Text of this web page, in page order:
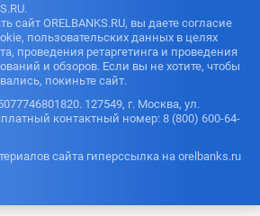
сайт ORELBANKS.RU, вы даете согласие
пользовательских данных в целях
проведения ретаргетинга и проведения
и обзоров. Если вы не хотите, чтобы
покиньте сайт.
127549, г. Москва, ул.
контактный номер: 8 (800) 600-64-
сайта гиперссылка на orelbanks.ru